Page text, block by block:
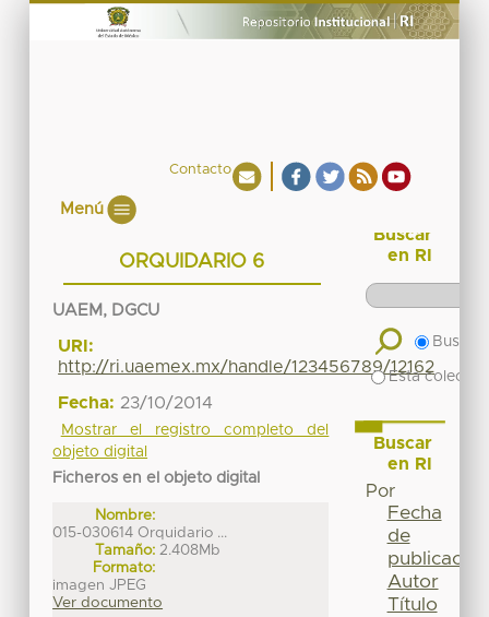
Contacto
Menú
ORQUIDARIO 6
UAEM, DGCU
URI:
http://ri.uaemex.mx/handle/123456789/12162
Fecha: 23/10/2014
Mostrar el registro completo del
objeto digital
Ficheros en el objeto digital
Nombre:
015-030614 Orquidario ...
Tamaño: 2.408Mb
Formato:
imagen JPEG
Ver documento
Buscar
en RI
Buscar
Esta
Buscar
en RI
Por
Fecha
de
publicación
Autor
Título